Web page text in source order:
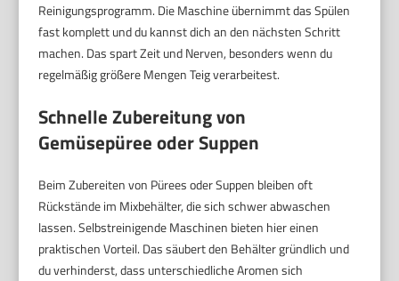
Reinigungsprogramm. Die Maschine übernimmt das Spülen
fast komplett und du kannst dich an den nächsten Schritt
machen. Das spart Zeit und Nerven, besonders wenn du
regelmäßig größere Mengen Teig verarbeitest.
Schnelle Zubereitung von
Gemüsepüree oder Suppen
Beim Zubereiten von Pürees oder Suppen bleiben oft
Rückstände im Mixbehälter, die sich schwer abwaschen
lassen. Selbstreinigende Maschinen bieten hier einen
praktischen Vorteil. Das säubert den Behälter gründlich und
du verhinderst, dass unterschiedliche Aromen sich